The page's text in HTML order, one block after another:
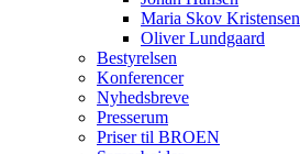
Maria Skov Kristensen
Oliver Lundgaard
Bestyrelsen
Konferencer
Nyhedsbreve
Presserum
Priser til BROEN